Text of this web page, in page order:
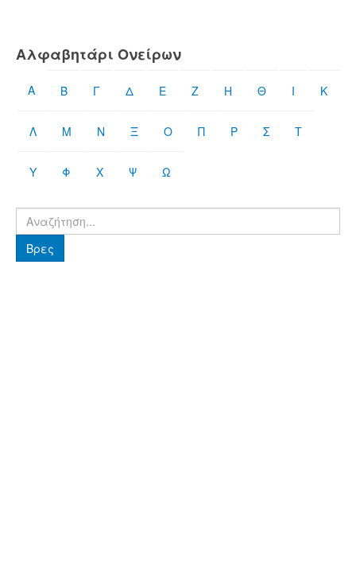
Αλφαβητάρι Ονείρων
Α Β Γ Δ Ε Ζ Η Θ Ι Κ
Λ Μ Ν Ξ Ο Π Ρ Σ Τ
Υ Φ Χ Ψ Ω
Βρες
Βρες